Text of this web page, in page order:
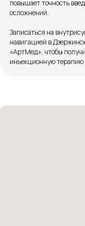
повышает точность
осложнений.
Записаться на
навигацией в
«АртМед», чтобы
инъекционную терапию
Вс. — с 08:00 до 15:00
Согласие на обработку
Розыгрыши и актуальные